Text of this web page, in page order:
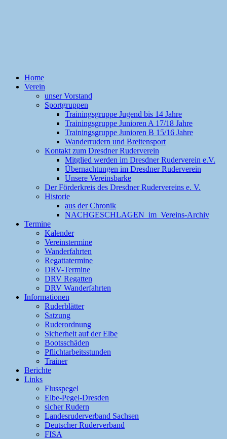
Home
Verein
unser Vorstand
Sportgruppen
Trainingsgruppe Jugend bis 14 Jahre
Trainingsgruppe Junioren A 17/18 Jahre
Trainingsgruppe Junioren B 15/16 Jahre
Wanderrudern und Breitensport
Kontakt zum Dresdner Ruderverein
Mitglied werden im Dresdner Ruderverein e.V.
Übernachtungen im Dresdner Ruderverein
Unsere Vereinsbarke
Der Förderkreis des Dresdner Rudervereins e. V.
Historie
aus der Chronik
NACHGESCHLAGEN im Vereins-Archiv
Termine
Kalender
Vereinstermine
Wanderfahrten
Regattatermine
DRV-Termine
DRV Regatten
DRV Wanderfahrten
Informationen
Ruderblätter
Satzung
Ruderordnung
Sicherheit auf der Elbe
Bootsschäden
Pflichtarbeitsstunden
Trainer
Berichte
Links
Flusspegel
Elbe-Pegel-Dresden
sicher Rudern
Landesruderverband Sachsen
Deutscher Ruderverband
FISA